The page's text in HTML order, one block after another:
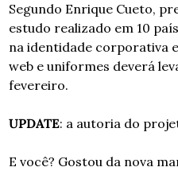
Segundo Enrique Cueto,
estudo realizado em 10
na identidade corporativa
web e uniformes deverá
fevereiro.
UPDATE: a autoria do
E você? Gostou da nova